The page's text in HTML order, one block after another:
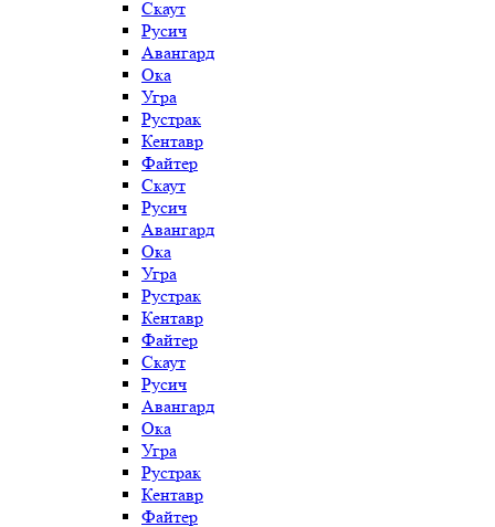
Скаут
Русич
Авангард
Ока
Угра
Рустрак
Кентавр
Файтер
Скаут
Русич
Авангард
Ока
Угра
Рустрак
Кентавр
Файтер
Скаут
Русич
Авангард
Ока
Угра
Рустрак
Кентавр
Файтер